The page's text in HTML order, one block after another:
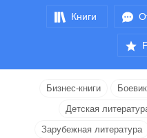
Книги
Бизнес-книги
Детская
Зарубежная литература